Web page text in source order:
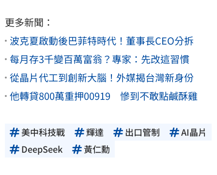
更多新聞：
波克夏啟動後巴菲特時代！董事長CEO分拆
每月存3千變百萬富翁？專家：先改這習慣
從晶片代工到創新大腦！外媒揭台灣新身份
他轉貸800萬重押00919 慘到不敢點鹹酥雞
美中科技戰 輝達 出口管制
AI晶片
DeepSeek
黃仁勳